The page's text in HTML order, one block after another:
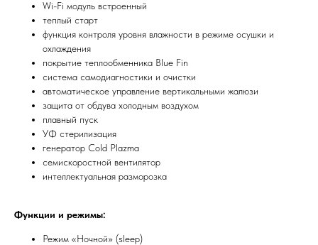
Wi-Fi модуль встроенный
теплый старт
функция контроля уровня влажности в режиме осушки и
охлаждения
покрытие теплообменника Blue Fin
система самодиагностики и очистки
автоматическое управление вертикальными жалюзи
защита от обдува холодным воздухом
плавный пуск
УФ стерилизация
генератор Cold Plazma
семискоростной вентилятор
интеллектуальная разморозка
Функции и режимы:
Режим «Ночной» (sleep)
Не нашли то, что искали или
затрудняетесь в выборе?
вам нужный товар
Мы всегда рады вам помочь